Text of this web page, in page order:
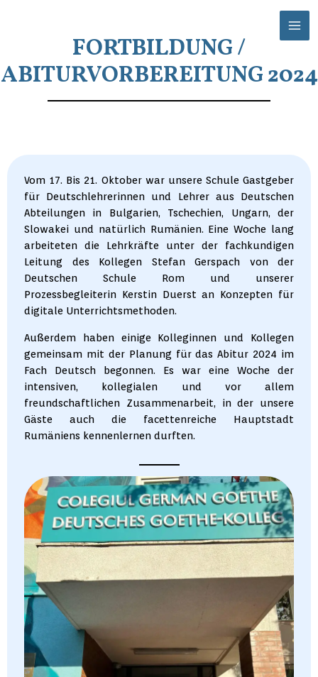
FORTBILDUNG /
ABITURVORBEREITUNG 2024
Vom 17. Bis 21. Oktober war unsere Schule Gastgeber
für Deutschlehrerinnen und Lehrer aus Deutschen
Abteilungen in Bulgarien, Tschechien, Ungarn, der
Slowakei und natürlich Rumänien. Eine Woche lang
arbeiteten die Lehrkräfte unter der fachkundigen
Leitung des Kollegen Stefan Gerspach von der
Deutschen Schule Rom und unserer
Prozessbegleiterin Kerstin Duerst an Konzepten für
digitale Unterrichtsmethoden.
Außerdem haben einige Kolleginnen und Kollegen
gemeinsam mit der Planung für das Abitur 2024 im
Fach Deutsch begonnen. Es war eine Woche der
intensiven, kollegialen und vor allem
freundschaftlichen Zusammenarbeit, in der unsere
Gäste auch die facettenreiche Hauptstadt
Rumäniens kennenlernen durften.